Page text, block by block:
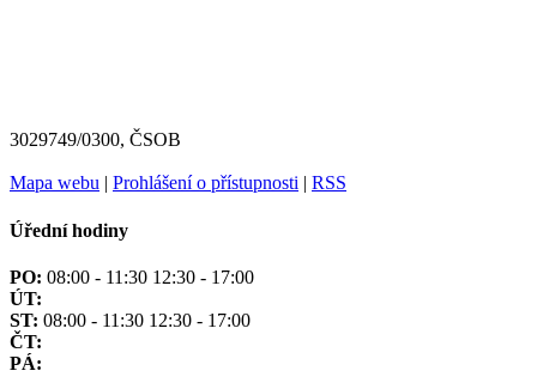
3029749/0300, ČSOB
Mapa webu | Prohlášení o přístupnosti | RSS
Úřední hodiny
PO: 08:00 - 11:30 12:30 - 17:00
ÚT:
ST: 08:00 - 11:30 12:30 - 17:00
ČT:
PÁ: